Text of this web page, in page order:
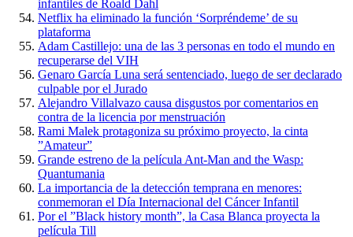
infantiles de Roald Dahl
Netflix ha eliminado la función ‘Sorpréndeme’ de su
plataforma
Adam Castillejo: una de las 3 personas en todo el mundo en
recuperarse del VIH
Genaro García Luna será sentenciado, luego de ser declarado
culpable por el Jurado
Alejandro Villalvazo causa disgustos por comentarios en
contra de la licencia por menstruación
Rami Malek protagoniza su próximo proyecto, la cinta
”Amateur”
Grande estreno de la película Ant-Man and the Wasp:
Quantumania
La importancia de la detección temprana en menores:
conmemoran el Día Internacional del Cáncer Infantil
Por el ”Black history month”, la Casa Blanca proyecta la
película Till